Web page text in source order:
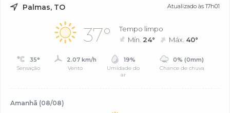
Palmas, TO Atualizado às 17h01
37°
Tempo limpo
Mín. 24° Máx. 40°
35°
Sensação
2.07 km/h
Vento
19%
Umidade do
ar
0% (0mm)
Chance de chuva
Amanhã (08/08)